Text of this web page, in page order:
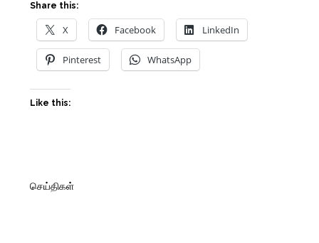
Share this:
X Facebook LinkedIn
Pinterest WhatsApp
Like this:
செய்திகள்